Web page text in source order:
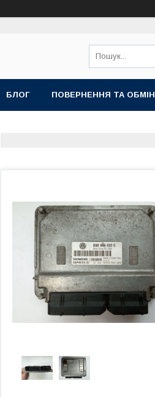
БЛОГ ПОВЕРНЕННЯ ТА ОБМІН